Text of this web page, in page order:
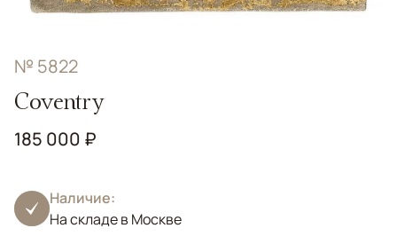
№ 5822
Coventry
185 000 ₽
Наличие:
На складе в Москве